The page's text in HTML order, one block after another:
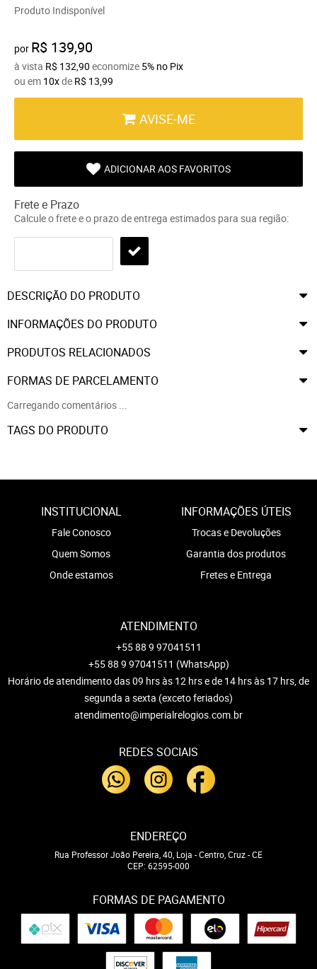
Produto Indisponível
por R$ 139,90
à vista R$ 132,90 economize 5% no Pix
ou em 10xde R$ 13,99
AVISE-ME
ADICIONAR AOS FAVORITOS
Frete e Prazo
Calcule o frete e o prazo de entrega estimados para sua região:
DESCRIÇÃO DO PRODUTO
INFORMAÇÕES DO PRODUTO
PRODUTOS RELACIONADOS
FORMAS DE PARCELAMENTO
Carregando comentários ...
TAGS DO PRODUTO
INSTITUCIONAL
Fale Conosco
Quem Somos
Onde estamos
INFORMAÇÕES ÚTEIS
Trocas e Devoluções
Garantia dos produtos
Fretes e Entrega
ATENDIMENTO
+55 88 9 97041511
+55 88 9 97041511 (WhatsApp)
Horário de atendimento das 09 hrs às 12 hrs e de 14 hrs às 17 hrs, de
segunda a sexta (exceto feriados)
atendimento@imperialrelogios.com.br
REDES SOCIAIS
ENDEREÇO
Rua Professor João Pereira, 40, Loja -Centro, Cruz-CE
CEP: 62595-000
FORMAS DE PAGAMENTO